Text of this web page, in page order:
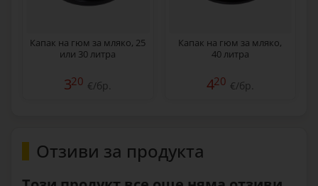
Капак на гюм за мляко, 25
или 30 литра
320 €/бр.
Капак на гюм за мляко,
40 литра
420 €/бр.
Отзиви за продукта